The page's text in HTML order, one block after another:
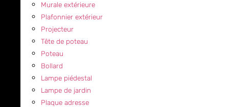
Murale extérieure
Plafonnier extérieur
Projecteur
Tête de poteau
Poteau
Bollard
Lampe piédestal
Lampe de jardin
Plaque adresse